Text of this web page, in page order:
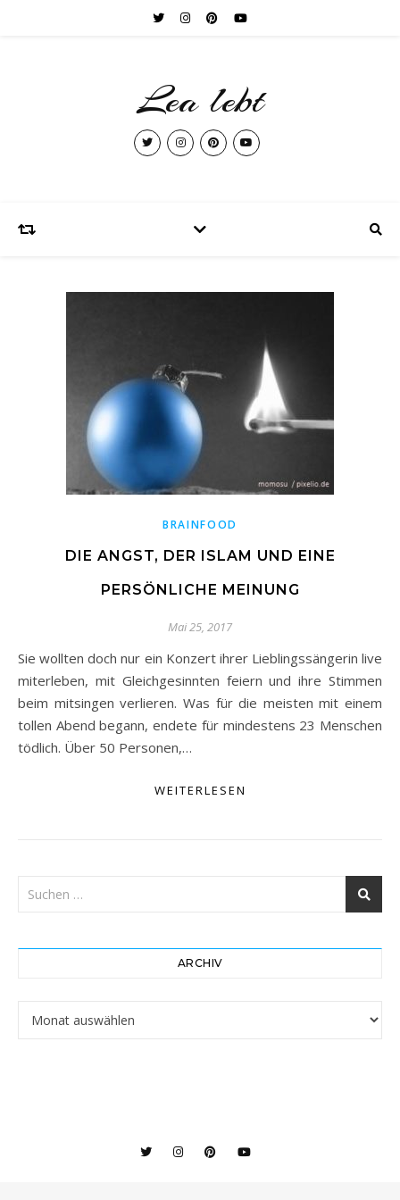
Lea lebt
BRAINFOOD
DIE ANGST, DER ISLAM UND EINE
PERSÖNLICHE MEINUNG
Mai 25, 2017
Sie wollten doch nur ein Konzert ihrer Lieblingssängerin live
miterleben, mit Gleichgesinnten feiern und ihre Stimmen
beim mitsingen verlieren. Was für die meisten mit einem
tollen Abend begann, endete für mindestens 23 Menschen
tödlich. Über 50 Personen,…
WEITERLESEN
ARCHIV